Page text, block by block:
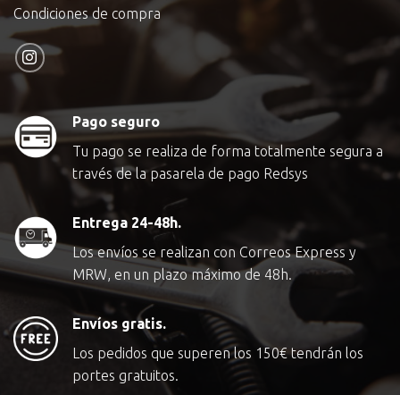
Condiciones de compra
Pago seguro
Tu pago se realiza de forma totalmente segura a
través de la pasarela de pago Redsys
Entrega 24-48h.
Los envíos se realizan con Correos Express y
MRW, en un plazo máximo de 48h.
Envíos gratis.
Los pedidos que superen los 150€tendrán los
portes gratuitos.